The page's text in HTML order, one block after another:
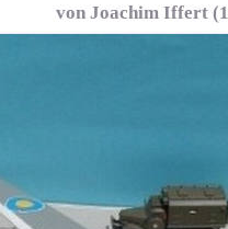
von Joachim Iffert